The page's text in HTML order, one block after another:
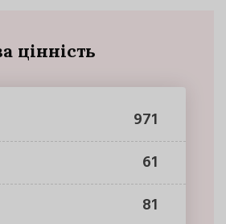
цінність
971
61
81